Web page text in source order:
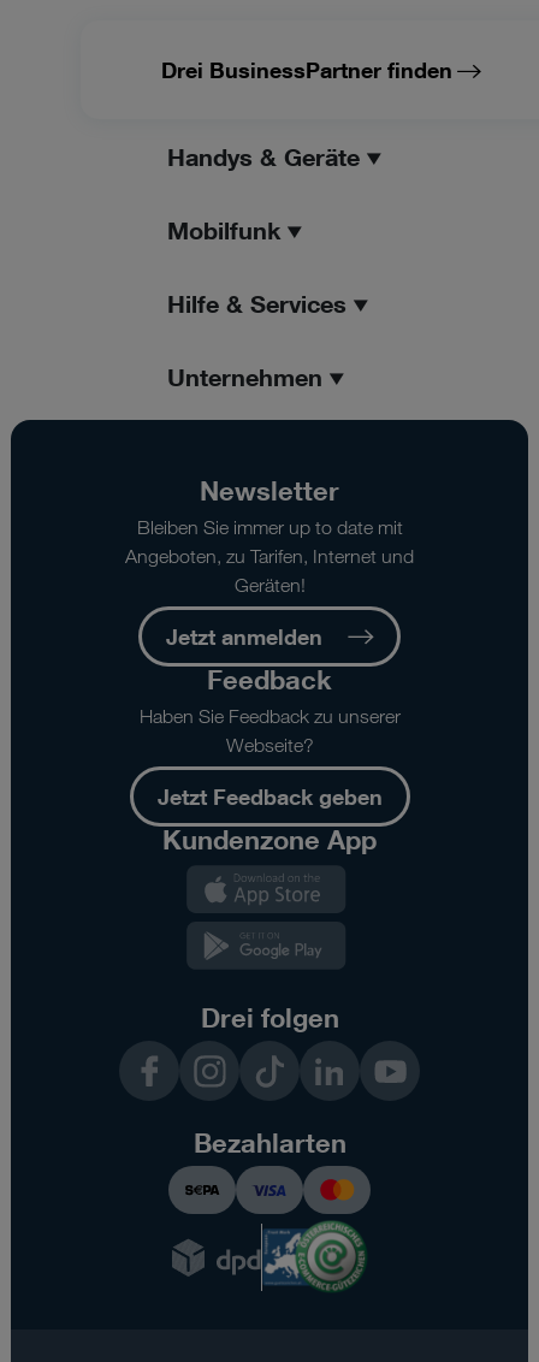
Drei BusinessPartner finden
Handys & Geräte
Mobilfunk
Hilfe & Services
Unternehmen
Newsletter
Bleiben Sie immer up to date mit
Angeboten, zu Tarifen, Internet und
Geräten!
Jetzt anmelden
Feedback
Haben Sie Feedback zu unserer
Webseite?
Jetzt Feedback geben
Kundenzone App
Drei folgen
InstagramTikTok LinkedInYouTube
Bezahlarten